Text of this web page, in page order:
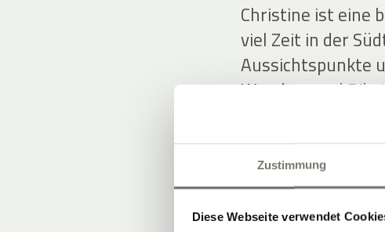
Zustimmung
Diese Webseite verwendet
Christine ist eine
viel Zeit in der
Aussichtspunkte
Wander- und
Rosi besitzt
Blumen und
stilvolle